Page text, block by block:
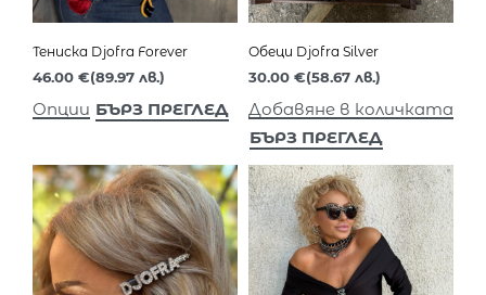
Тениска Djofra Forever
46.00 €(89.97 лв.)
Опции БЪРЗ ПРЕГЛЕД
Обеци Djofra Silver
30.00 €(58.67 лв.)
Добавяне в количката
БЪРЗ ПРЕГЛЕД